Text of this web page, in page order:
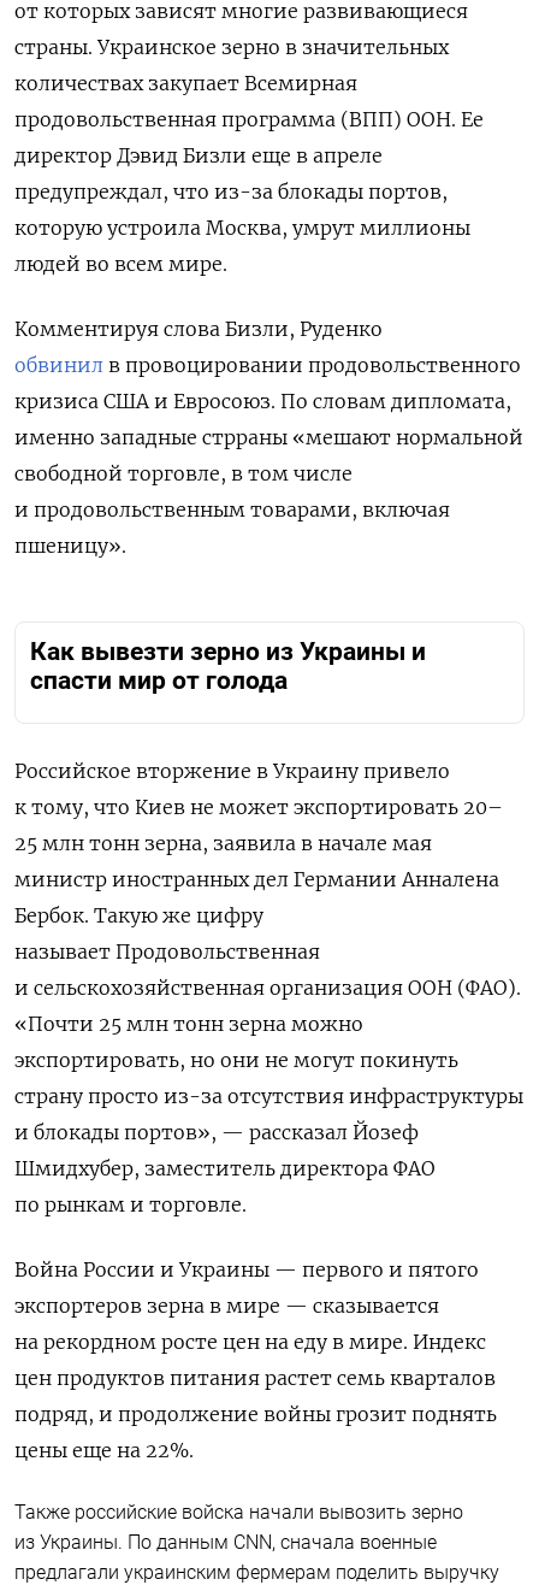
от которых зависят многие развивающиеся
страны. Украинское зерно в значительных
количествах закупает Всемирная
продовольственная программа (ВПП) ООН. Ее
директор Дэвид Бизли еще в апреле
предупреждал, что из-за блокады портов,
которую устроила Москва, умрут миллионы
людей во всем мире.
Комментируя слова Бизли, Руденко
обвинил в провоцировании продовольственного
кризиса США и Евросоюз. По словам дипломата,
именно западные стрраны «мешают нормальной
свободной торговле, в том числе
и продовольственным товарами, включая
пшеницу».
Как вывезти зерно из Украины и
спасти мир от голода
Российское вторжение в Украину привело
к тому, что Киев не может экспортировать 20–
25 млн тонн зерна, заявила в начале мая
министр иностранных дел Германии Анналена
Бербок. Такую же цифру
называет Продовольственная
и сельскохозяйственная организация ООН (ФАО).
«Почти 25 млн тонн зерна можно
экспортировать, но они не могут покинуть
страну просто из-за отсутствия инфраструктуры
и блокады портов», — рассказал Йозеф
Шмидхубер, заместитель директора ФАО
по рынкам и торговле.
Война России и Украины — первого и пятого
экспортеров зерна в мире — сказывается
на рекордном росте цен на еду в мире. Индекс
цен продуктов питания растет семь кварталов
подряд, и продолжение войны грозит поднять
цены еще на 22%.
Также российские войска начали вывозить зерно
из Украины. По данным CNN, сначала военные
предлагали украинским фермерам поделить выручку